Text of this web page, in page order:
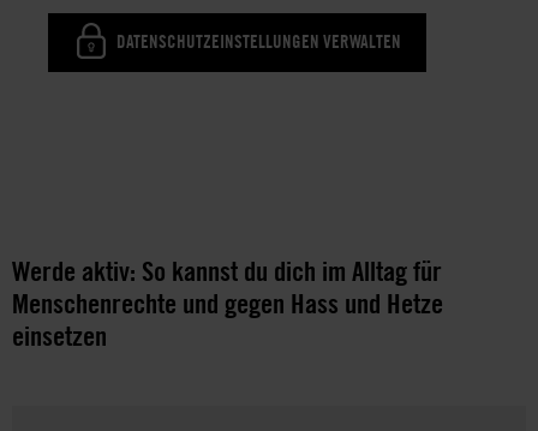
DATENSCHUTZEINSTELLUNGEN VERWALTEN
Werde aktiv: So kannst du dich im Alltag für
Menschenrechte und gegen Hass und Hetze
einsetzen